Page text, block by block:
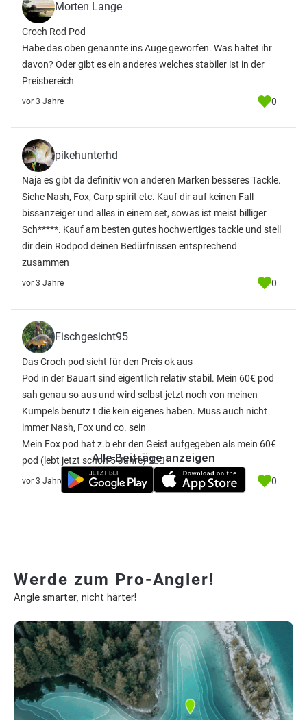
Morten Lange
Croch Rod Pod
Habe das oben genannte ins Auge geworfen. Was haltet ihr
davon? Oder gibt es ein anderes welches stabiler ist in der
Preisbereich
vor 3 Jahre 0
pikehunterhd
Naja es gibt da definitiv von anderen Marken besseres Tackle.
Siehe Nash, Fox, Carp spirit etc. Kauf dir auf keinen Fall
bissanzeiger und alles in einem set, sowas ist meist billiger
Sch*****. Kauf am besten gutes hochwertiges tackle und stell
dir dein Rodpod deinen Bedürfnissen entsprechend
zusammen
vor 3 Jahre 0
Fischgesicht95
Das Croch pod sieht für den Preis ok aus
Pod in der Bauart sind eigentlich relativ stabil. Mein 60€ pod
sah genau so aus und wird selbst jetzt noch von meinen
Kumpels benutz t die kein eigenes haben. Muss auch nicht
immer Nash, Fox und co. sein
Mein Fox pod hat z.b ehr den Geist aufgegeben als mein 60€
pod (lebt jetzt schon 5 Jahre) 🤷🏻‍♂️
vor 3 Jahre 0
Alle Beiträge anzeigen
Werde zum Pro-Angler!
Angle smarter, nicht härter!